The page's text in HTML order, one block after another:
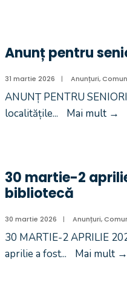
Anunț pentru
31 martie 2026 | Anunțuri,
ANUNȚ PENTRU
localitățile... Mai mult →
30 martie-2
bibliotecă
30 martie 2026 | Anunțuri,
30 MARTIE-2 APRILIE
aprilie a fost... Mai mult →